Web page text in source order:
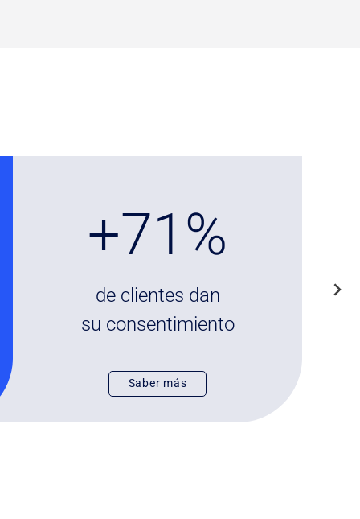
+73%
de clientes dan
su consentimiento
Saber más